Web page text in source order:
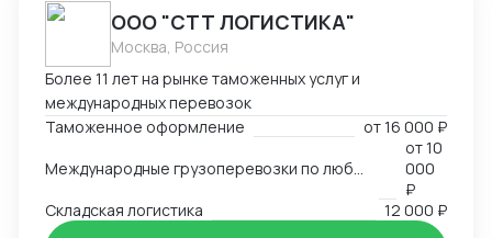
ООО "СТТ ЛОГИСТИКА"
Москва, Россия
Более 11 лет на рынке таможенных услуг и
международных перевозок
Таможенное оформление
от16 000 ₽
Международные грузоперевозки по любым маршрутам и любыми видами транспорта
от10
000
₽
Складская логистика
12 000 ₽